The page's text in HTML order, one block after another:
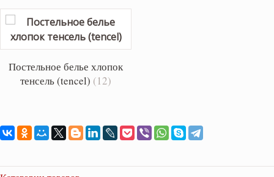
Постельное белье хлопок
тенсель (tencel) (12)